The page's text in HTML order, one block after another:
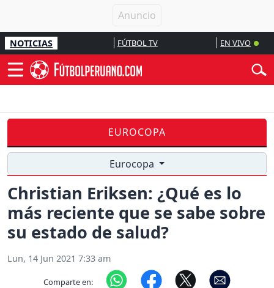
NOTICIAS FÚTBOL TV EN VIVO
EUROCOPA
Eurocopa
Christian Eriksen: ¿Qué es lo
más reciente que se sabe sobre
su estado de salud?
Lun, 14 Jun 2021 7:33 am
Comparte en: